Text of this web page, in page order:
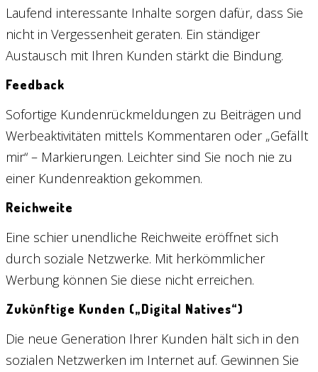
Laufend interessante Inhalte sorgen dafür, dass Sie
nicht in Vergessenheit geraten. Ein ständiger
Austausch mit Ihren Kunden stärkt die Bindung.
Feedback
Sofortige Kundenrückmeldungen zu Beiträgen und
Werbeaktivitäten mittels Kommentaren oder „Gefällt
mir“ – Markierungen. Leichter sind Sie noch nie zu
einer Kundenreaktion gekommen.
Reichweite
Eine schier unendliche Reichweite eröffnet sich
durch soziale Netzwerke. Mit herkömmlicher
Werbung können Sie diese nicht erreichen.
Zukünftige Kunden („Digital Natives“)
Die neue Generation Ihrer Kunden hält sich in den
sozialen Netzwerken im Internet auf. Gewinnen Sie